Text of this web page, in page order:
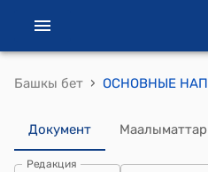
Башкы бет ›
Документ Маалыматтар
Редакция